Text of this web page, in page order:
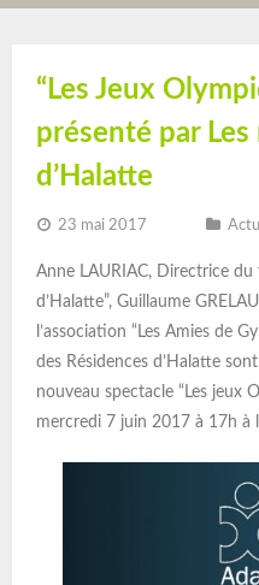
“Les Jeux
présenté par Les
d’Halatte
23 mai 2017
Anne LAURIAC, Directrice du
d’Halatte”, Guillaume
l’association “Les Amies de
des Résidences d’Halatte
nouveau spectacle “Les jeux
mercredi 7 juin 2017 à 17h à